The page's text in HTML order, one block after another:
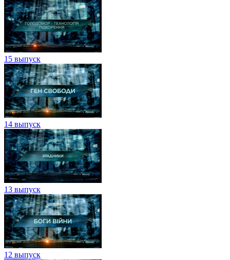
15 выпуск
14 выпуск
13 выпуск
12 выпуск